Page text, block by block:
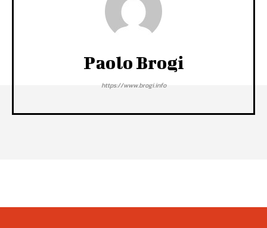
Paolo Brogi
https://www.brogi.info